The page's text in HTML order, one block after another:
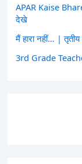
APAR Kaise
देखे
मैं हारा नहीं… | तृतीय
3rd Grade